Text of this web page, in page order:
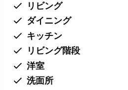
リビング
ダイニング
キッチン
リビング階段
洋室
洗面所